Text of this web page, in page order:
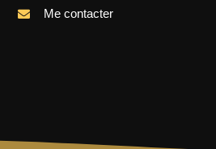
Me contacter